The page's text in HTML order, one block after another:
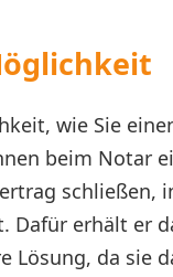
wie Sie
beim Notar
Dafür erhält er
Lösung, da sie